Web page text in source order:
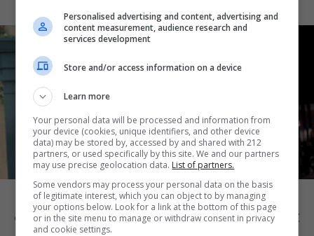
ΔΡΑΣΤΗΡΙΟΤΗΤΕΣ
Family Weekend: 10+1 προτάσεις
δημιουργικής διασκέδασης με τα παιδιά
Personalised advertising and content, advertising and
content measurement, audience research and
services development
Store and/or access information on a device
Learn more
Your personal data will be processed and information from
your device (cookies, unique identifiers, and other device
data) may be stored by, accessed by and shared with 212
partners, or used specifically by this site. We and our partners
may use precise geolocation data. List of partners.
Some vendors may process your personal data on the basis
of legitimate interest, which you can object to by managing
your options below. Look for a link at the bottom of this page
or in the site menu to manage or withdraw consent in privacy
and cookie settings.